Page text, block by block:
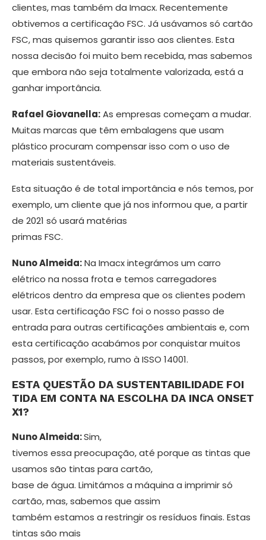
clientes, mas também da Imacx. Recentemente
obtivemos a certi­ficação FSC. Já usávamos só cartão
FSC, mas quisemos garantir isso aos clien­tes. Esta
nossa decisão foi muito bem recebida, mas sabemos
que embora não seja totalmente valorizada, está a
ganhar importância.
Rafael Giovanella:As empresas come­çam a mudar.
Muitas marcas que têm embalagens que usam
plástico procuram compensar isso com o uso de
materiais sustentáveis.
Esta situação é de total importância e nós temos, por
exemplo, um cliente que já nos informou que, a partir
de 2021 só usará matérias
primas FSC.
Nuno Almeida:Na Imacx integrámos um carro
elétrico na nossa frota e te­mos carregadores
elétricos dentro da empresa que os clientes podem
usar. Esta certificação FSC foi o nosso passo de
entrada para outras certificações am­bientais e, com
esta certificação acabá­­mos por conquistar muitos
passos, por exemplo, rumo à ISSO 14001.
ESTA QUESTÃO DA SUSTENTABILIDA­DE FOI
TIDA EM CONTA NA ESCOLHA DA INCA ONSET
X1?
Nuno Almeida:Sim,
tivemos essa preocupação, até porque as tintas que
usamos são tintas para cartão,
base de água. Limitámos a máquina a imprimir só
cartão, mas, sabemos que assim
tam­bém estamos a restringir os resíduos finais. Estas
tintas são mais